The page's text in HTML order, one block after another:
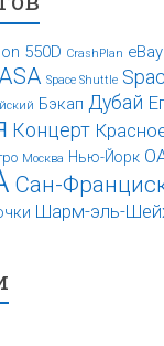
550D CrashPlan eBay
Space Shuttle
Бэкап Дубай
Концерт
Москва Нью-Йорк
Сан-
Шарм-эль-